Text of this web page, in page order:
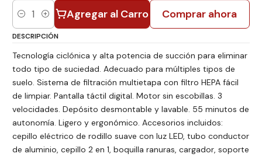
Cantidad Agregar al Carro Comprar ahora
DESCRIPCIÓN
Tecnología ciclónica y alta potencia de succión para eliminar
todo tipo de suciedad. Adecuado para múltiples tipos de
suelo. Sistema de filtración multietapa con filtro HEPA fácil
de limpiar. Pantalla táctil digital. Motor sin escobillas. 3
velocidades. Depósito desmontable y lavable. 55 minutos de
autonomía. Ligero y ergonómico. Accesorios incluidos:
cepillo eléctrico de rodillo suave con luz LED, tubo conductor
de aluminio, cepillo 2 en 1, boquilla ranuras, cargador, soporte